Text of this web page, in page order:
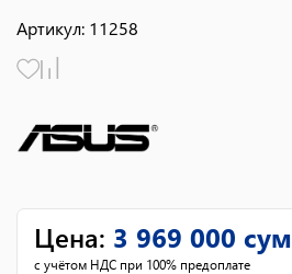
Артикул: 11258
Цена: 3 969 000 сум
с учётом НДС при 100% предоплате